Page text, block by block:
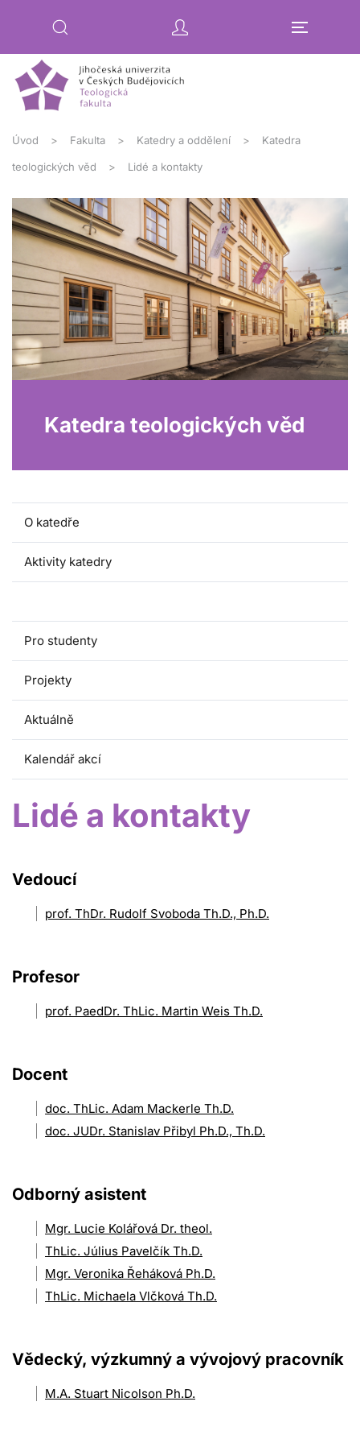
Úvod Fakulta Katedry a oddělení Katedra
teologických věd Lidé a kontakty
Katedra teologických věd
O katedře
Aktivity katedry
Pro studenty
Projekty
Aktuálně
Kalendář akcí
Lidé a kontakty
Vedoucí
prof. ThDr. Rudolf Svoboda Th.D., Ph.D.
Profesor
prof. PaedDr. ThLic. Martin Weis Th.D.
Docent
doc. ThLic. Adam Mackerle Th.D.
doc. JUDr. Stanislav Přibyl Ph.D., Th.D.
Odborný asistent
Mgr. Lucie Kolářová Dr. theol.
ThLic. Július Pavelčík Th.D.
Mgr. Veronika Řeháková Ph.D.
ThLic. Michaela Vlčková Th.D.
Vědecký, výzkumný a vývojový pracovník
M.A. Stuart Nicolson Ph.D.